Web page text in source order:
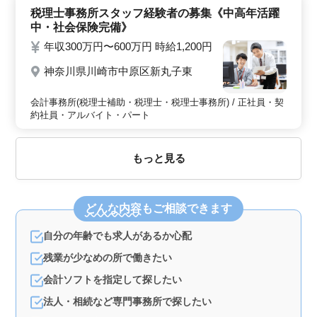
税理士事務所スタッフ経験者の募集《中高年活躍
中・社会保険完備》
年収300万円〜600万円 時給1,200円
神奈川県川崎市中原区新丸子東
会計事務所(税理士補助・税理士・税理士事務所) / 正社員・契
約社員・アルバイト・パート
もっと見る
どんな内容もご相談できます
自分の年齢でも求人があるか心配
残業が少なめの所で働きたい
会計ソフトを指定して探したい
法人・相続など専門事務所で探したい